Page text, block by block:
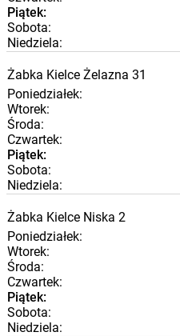
Piątek:
Sobota:
Niedziela:
Żabka Kielce Żelazna 31
Poniedziałek:
Wtorek:
Środa:
Czwartek:
Piątek:
Sobota:
Niedziela:
Żabka Kielce Niska 2
Poniedziałek:
Wtorek:
Środa:
Czwartek:
Piątek:
Sobota:
Niedziela: